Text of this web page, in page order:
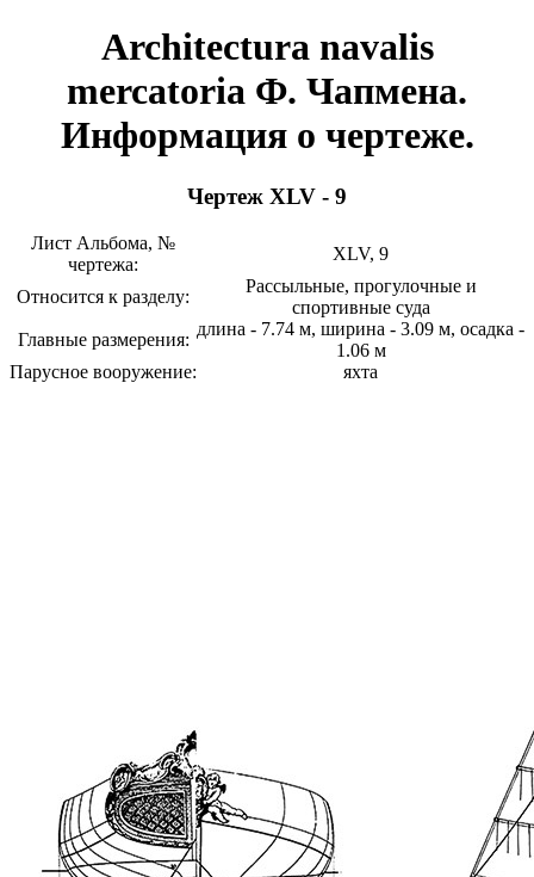
Architectura navalis
mercatoria Ф. Чапмена.
Информация о чертеже.
Чертеж XLV - 9
Лист Альбома, №
чертежа:
XLV, 9
Относится к разделу:
Рассыльные, прогулочные и
спортивные суда
Главные размерения:
длина - 7.74 м, ширина - 3.09 м, осадка -
1.06 м
Парусное вооружение:
яхта